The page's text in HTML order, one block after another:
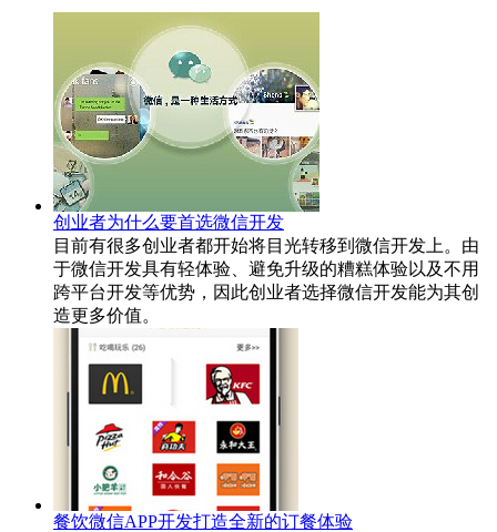
创业者为什么要首选微信开发
目前有很多创业者都开始将目光转移到微信开发上。由
于微信开发具有轻体验、避免升级的糟糕体验以及不用
跨平台开发等优势，因此创业者选择微信开发能为其创
造更多价值。
餐饮微信APP开发打造全新的订餐体验